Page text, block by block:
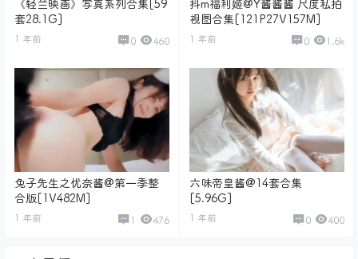
《轻兰映画》写真系列合集[59
套28.1G]
1 年前 0 460
抖m福利姬@Y酱酱酱 尺度私拍
视图合集[121P27V157M]
1 年前 0 1.6k
兔子先生之优奈酱@第一季整
合版[1V482M]
1 年前 476
六味帝皇酱@14套合集
[5.96G]
1 年前 0 400